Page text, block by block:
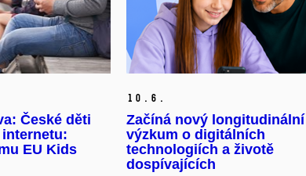
České děti
EU Kids
10. 6.
Začíná nový longitudinální
výzkum o digitálních
technologiích a životě
dospívajících